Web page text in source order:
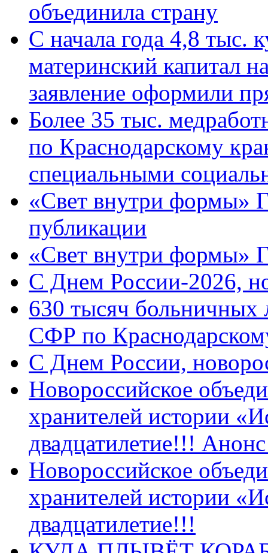
объединила страну
С начала года 4,8 тыс.
материнский капитал
заявление оформили
Более 35 тыс.
по Краснодарскому
специальными
«Свет внутри формы»
публикации
«Свет внутри формы»
C Днем России-2026,
630 тысяч больничных
СФР по
C Днем России,
Новороссийское
хранителей истории
двадцатилетие!!!
Новороссийское
хранителей истории
двадцатилетие!!!